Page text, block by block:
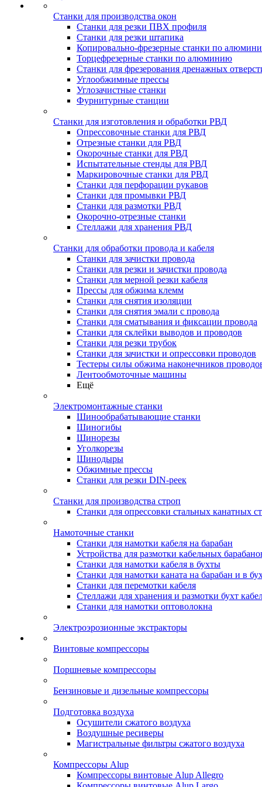
Станки для производства окон
Станки для резки ПВХ профиля
Станки для резки штапика
Копировально-фрезерные станки по
Торцефрезерные станки по алюминию
Станки для фрезерования дренажных
Углообжимные прессы
Углозачистные станки
Фурнитурные станции
Станки для изготовления и обработки РВД
Опрессовочные станки для РВД
Отрезные станки для РВД
Окорочные станки для РВД
Испытательные стенды для РВД
Маркировочные станки для РВД
Станки для перфорации рукавов
Станки для промывки РВД
Станки для размотки РВД
Окорочно-отрезные станки
Стеллажи для хранения РВД
Станки для обработки провода и кабеля
Станки для зачистки провода
Станки для резки и зачистки провода
Станки для мерной резки кабеля
Прессы для обжима клемм
Станки для снятия изоляции
Станки для снятия эмали с провода
Станки для сматывания и фиксации провода
Станки для склейки выводов и проводов
Станки для резки трубок
Станки для зачистки и опрессовки проводов
Тестеры силы обжима наконечников
Лентообмоточные машины
Ещё
Электромонтажные станки
Шинообрабатывающие станки
Шиногибы
Шинорезы
Уголкорезы
Шинодыры
Обжимные прессы
Станки для резки DIN-реек
Станки для производства строп
Станки для опрессовки стальных канатных
Намоточные станки
Станки для намотки кабеля на барабан
Устройства для размотки кабельных
Станки для намотки кабеля в бухты
Станки для намотки каната на барабан и в
Станки для перемотки кабеля
Стеллажи для хранения и размотки бухт
Станки для намотки оптоволокна
Электроэрозионные экстракторы
Винтовые компрессоры
Поршневые компрессоры
Бензиновые и дизельные компрессоры
Подготовка воздуха
Осушители сжатого воздуха
Воздушные ресиверы
Магистральные фильтры сжатого воздуха
Компрессоры Alup
Компрессоры винтовые Alup Allegro